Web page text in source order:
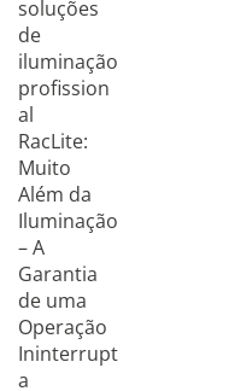
soluções
de
iluminação
profission
al
RacLite:
Muito
Além da
Iluminação
– A
Garantia
de uma
Operação
Ininterrupt
a